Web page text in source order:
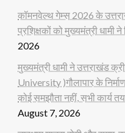
कॉमनवेल्थ गेम्स 2026 के
प्रशिक्षकों को मुख्यमंत्री धामी ने
2026
मुख्यमंत्री धामी ने उत्तराखंड
University )गौलापार के
कोई समझौता नहीं, सभी कार्य
August 7, 2026